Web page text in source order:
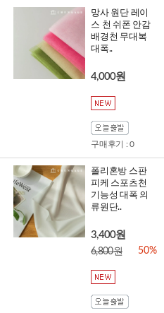
망사 원단 레이
스 천 쉬폰 안감
배경천 무대복
대폭..
4,000원
구매후기 : 0
폴리혼방 스판
피케 스포츠천
기능성 대폭 의
류원단..
3,400원
6,800원 50%